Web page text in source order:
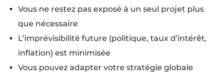
Vous ne restez pas exposé à un seul projet plus
que nécessaire
L’imprévisibilité future (politique, taux d’intérêt,
inflation) est minimisée
Vous pouvez adapter votre stratégie globale